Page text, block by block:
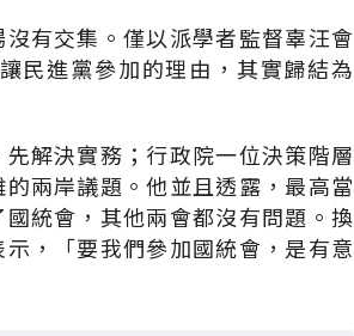
有交集。僅以派學者監督辜汪會
民進黨參加的理由，其實歸結為
解決實務；行政院一位決策階層
兩岸議題。他並且透露，最高當
統會，其他兩會都沒有問題。換
，「要我們參加國統會，是有意